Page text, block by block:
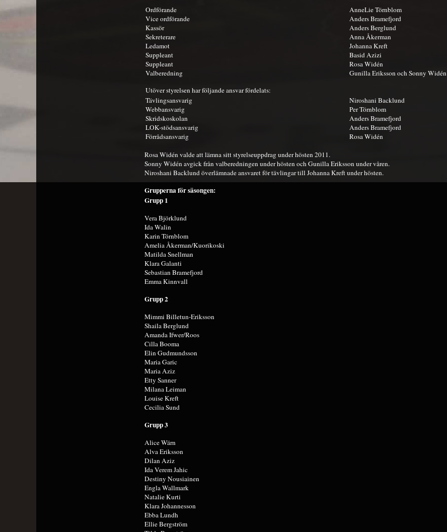
Ordförande
Vice ordförande
Kassör
Sekreterare
Ledamot
Suppleant
Suppleant
Valberedning
Utöver styrelsen har följande ansvar fördelats:
AnneLie Törnblom
Anders Bramefjord
Anders Berglund
Anna Åkerman
Johanna Kreft
Basid Azizi
Rosa Widén
Gunilla Eriksson och Sonny Widén
Tävlingsansvarig
Webbansvarig
Skridskoskolan
LOK-stödsansvarig
Förrådsansvarig
Niroshani Backlund
Per Törnblom
Anders Bramefjord
Anders Bramefjord
Rosa Widén
Rosa Widén valde att lämna sitt styrelseuppdrag under hösten 2011.
Sonny Widén avgick från valberedningen under hösten och Gunilla Eriksson under våren.
Niroshani Backlund överlämnade ansvaret för tävlingar till Johanna Kreft under hösten.
Grupperna för säsongen:
Grupp 1
Vera Björklund
Ida Walin
Karin Törnblom
Amelia Åkerman/Kuorikoski
Matilda Snellman
Klara Galanti
Sebastian Bramefjord
Emma Kinnvall
Grupp 2
Mimmi Billetun-Eriksson
Shaila Berglund
Amanda Ifwer/Roos
Cilla Booma
Elin Gudmundsson
Maria Garic
Maria Aziz
Etty Sanner
Milana Leiman
Louise Kreft
Cecilia Sund
Grupp 3
Alice Wärn
Alva Eriksson
Dilan Aziz
Ida Verem Jahic
Destiny Nousiainen
Engla Wallmark
Natalie Kurti
Klara Johannesson
Ebba Lundh
Ellie Bergström